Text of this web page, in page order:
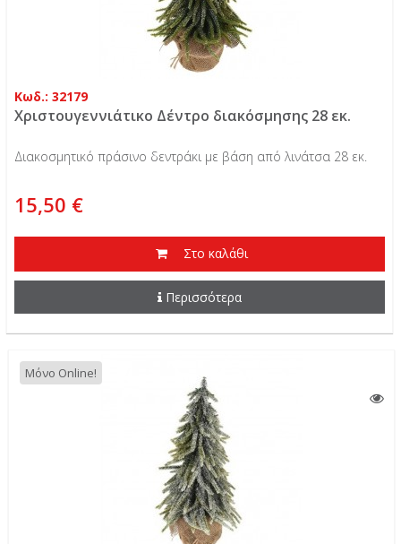
Κωδ.: 32179
Χριστουγεννιάτικο Δέντρο διακόσμησης 28 εκ.
Διακοσμητικό πράσινο δεντράκι με βάση από λινάτσα 28 εκ.
15,50 €
Στο καλάθι
Περισσότερα
Μόνο Online!